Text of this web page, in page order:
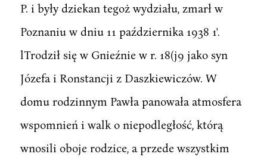
P. i były dziekan tegoż wydziału, zmarł w
Poznaniu w dniu 11 października 1938 1'.
lTrodził się w Gnieźnie w r. 18(j9 jako syn
Józefa i Ronstancji z Daszkiewiczów. W
domu rodzinnym Pawła panowała atmosfera
wspomnień i walk o niepodległość, którą
wnosili oboje rodzice, a przede wszystkim